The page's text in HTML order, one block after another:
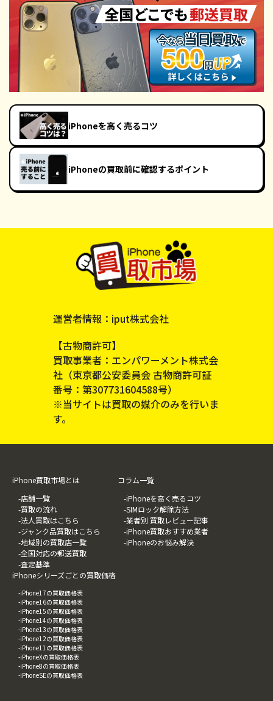
iPhoneを高く売るコツ
iPhoneの買取前に確認するポイント
iPhone買取市場とは
-店舗一覧
-買取の流れ
-法人買取はこちら
-ジャンク品買取はこちら
-地域別の買取店一覧
-全国対応の郵送買取
-査定基準
コラム一覧
-iPhoneを高く売るコツ
-SIMロック解除方法
-業者別 買取レビュー記事
-iPhone買取おすすめ業者
-iPhoneのお悩み解決
iPhoneシリーズごとの買取価格
-iPhone17の買取価格表
-iPhone16の買取価格表
-iPhone15の買取価格表
-iPhone14の買取価格表
-iPhone13の買取価格表
-iPhone12の買取価格表
-iPhone11の買取価格表
-iPhoneXの買取価格表
-iPhone8の買取価格表
-iPhoneSEの買取価格表
運営者情報：iput株式会社
【古物商許可】
買取事業者：エンパワーメント株式会
社（東京都公安委員会 古物商許可証
番号：第307731604588号）
※当サイトは買取の媒介のみを行いま
す。